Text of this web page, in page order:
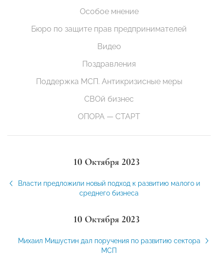
Особое мнение
Бюро по защите прав предпринимателей
Видео
Поздравления
Поддержка МСП. Антикризисные меры
СВОй бизнес
ОПОРА — СТАРТ
10 Октября 2023
Власти предложили новый подход к развитию малого и
среднего бизнеса
10 Октября 2023
Михаил Мишустин дал поручения по развитию сектора
МСП